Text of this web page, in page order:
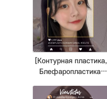
] Lee Minji | Plastic
Surgery Korea
[Контурная пластика,
Блефаропластика,
Wang Jungsuan |